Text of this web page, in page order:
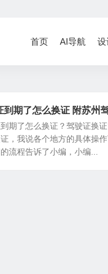
首页 AI导航 设
到期了怎么换证 附苏州
期了怎么换证？驾驶证换
，我说各个地方的具体操
流程告诉了小编，小编...